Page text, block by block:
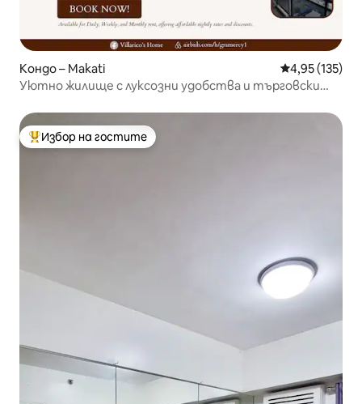
Кондо – Makati Средна
4,95 (135)
Уютно жилище с луксозни удобства и търговски
Най-популярен избор на гостите
Избор на гостите